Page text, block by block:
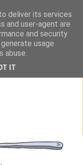
deliver its services
and user-agent are
and security
usage
abuse.
IT